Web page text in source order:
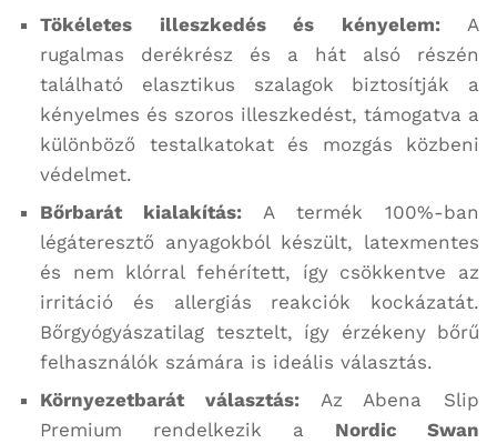
Tökéletes illeszkedés és kényelem:A
rugalmas derékrész és a hát alsó részén
található elasztikus szalagok biztosítják a
kényelmes és szoros illeszkedést, támogatva a
különböző testalkatokat és mozgás közbeni
védelmet.
Bőrbarát kialakítás:
A termék 100%-ban
légáteresztő anyagokból készült, latexmentes
és nem klórral fehérített, így csökkentve az
irritáció és allergiás reakciók kockázatát.
Bőrgyógyászatilag tesztelt, így érzékeny bőrű
felhasználók számára is ideális választás.
Környezetbarát választás:Az Abena Slip
Premium rendelkezik a Nordic Swan